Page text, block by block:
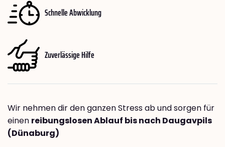
Schnelle Abwicklung
Zuverlässige Hilfe
Wir nehmen dir den ganzen Stress ab und sorgen für
einen reibungslosen Ablauf bis nach Daugavpils
(Dünaburg)